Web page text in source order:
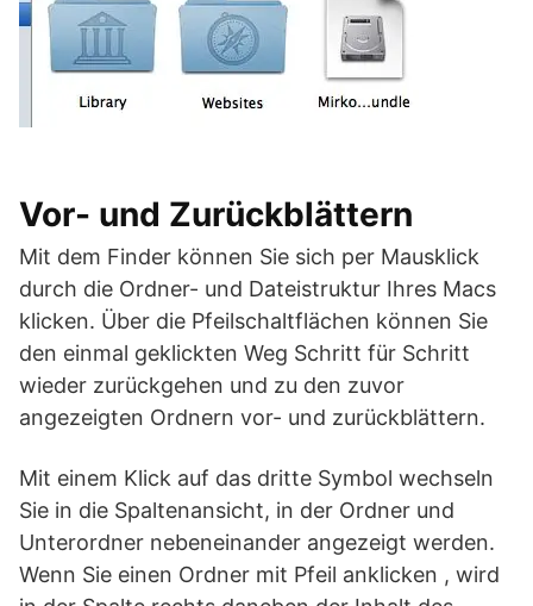
Vor- und Zurückblättern
Mit dem Finder können Sie sich per Mausklick
durch die Ordner- und Dateistruktur Ihres Macs
klicken. Über die Pfeilschaltflächen können Sie
den einmal geklickten Weg Schritt für Schritt
wieder zurückgehen und zu den zuvor
angezeigten Ordnern vor- und zurückblättern.
Mit einem Klick auf das dritte Symbol wechseln
Sie in die Spaltenansicht, in der Ordner und
Unterordner nebeneinander angezeigt werden.
Wenn Sie einen Ordner mit Pfeil anklicken , wird